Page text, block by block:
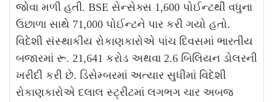
જોવા મળી હતી. BSE સેન્સેક્સ 1,600 પોઈન્ટથી વધુના
ઉછાળા સાથે 71,000 પોઈન્ટને પાર કરી ગયો હતો.
વિદેશી સંસ્થાકીય રોકાણકારોએ પાંચ દિવસમાં ભારતીય
બજારમાં રૂ. 21,641 કરોડ અથવા 2.6 બિલિયન ડોલરની
ખરીદી કરી છે. ડિસેમ્બરમાં અત્યાર સુધીમાં વિદેશી
રોકાણકારોએ દલાલ સ્ટ્રીટમાં લગભગ ચાર અબજ